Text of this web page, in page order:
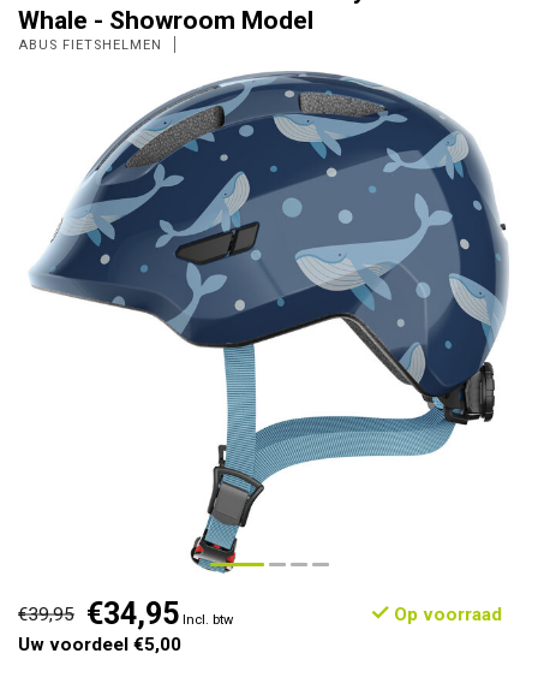
Whale - Showroom Model
ABUS FIETSHELMEN
€39,95 €34,95 Incl. btw
Op voorraad
Uw voordeel €5,00